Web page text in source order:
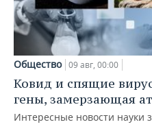
Общество 09 авг, 00:00
Ковид и спящие
гены, замерзающая
Интересные новости науки